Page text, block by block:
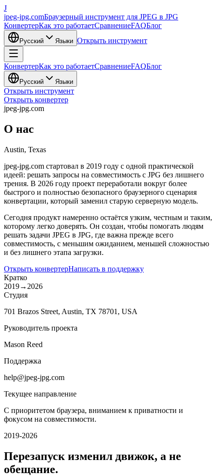
J
jpeg-jpg.comБраузерный инструмент для JPEG в JPG
КонвертерКак это работаетСравнениеFAQБлог
Русский Языки Открыть инструмент
КонвертерКак это работаетСравнениеFAQБлог
Русский Языки
Открыть инструмент
Открыть конвертер
jpeg-jpg.com
О нас
Austin, Texas
jpeg-jpg.com стартовал в 2019 году с одной практической
идеей: решать запросы на совместимость с JPG без лишнего
трения. В 2026 году проект переработали вокруг более
быстрого и полностью безопасного браузерного сценария
конвертации, который заменил старую серверную модель.
Сегодня продукт намеренно остаётся узким, честным и таким,
которому легко доверять. Он создан, чтобы помогать людям
решать задачи JPEG в JPG, где важна прежде всего
совместимость, с меньшим ожиданием, меньшей сложностью
и без лишнего этапа загрузки.
Открыть конвертерНаписать в поддержку
Кратко
2019→ 2026
Студия
701 Brazos Street, Austin, TX 78701, USA
Руководитель проекта
Mason Reed
Поддержка
help@jpeg-jpg.com
Текущее направление
С приоритетом браузера, вниманием к приватности и
фокусом на совместимости.
2019-2026
Перезапуск изменил движок, а не
обещание.